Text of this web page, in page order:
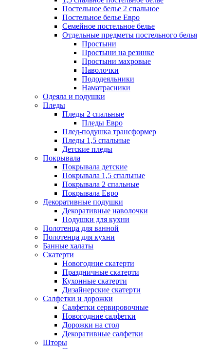
Постельное белье 2 спальное
Постельное белье Евро
Семейное постельное белье
Отдельные предметы постельного белья
Простыни
Простыни на резинке
Простыни махровые
Наволочки
Пододеяльники
Наматрасники
Одеяла и подушки
Пледы
Пледы 2 спальные
Пледы Евро
Плед-подушка трансформер
Пледы 1,5 спальные
Детские пледы
Покрывала
Покрывала детские
Покрывала 1,5 спальные
Покрывала 2 спальные
Покрывала Евро
Декоративные подушки
Декоративные наволочки
Подушки для кухни
Полотенца для ванной
Полотенца для кухни
Банные халаты
Скатерти
Новогодние скатерти
Праздничные скатерти
Кухонные скатерти
Дизайнерские скатерти
Салфетки и дорожки
Салфетки сервировочные
Новогодние салфетки
Дорожки на стол
Декоративные салфетки
Шторы